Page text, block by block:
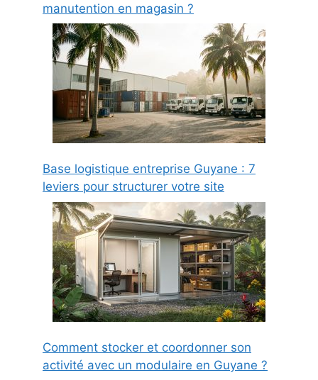
manutention en magasin ?
Base logistique entreprise Guyane : 7
leviers pour structurer votre site
Comment stocker et coordonner son
activité avec un modulaire en Guyane ?